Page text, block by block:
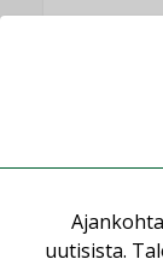
uutisista.